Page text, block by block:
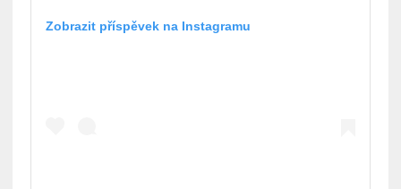
Zobrazit příspěvek na Instagramu